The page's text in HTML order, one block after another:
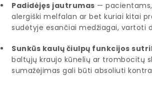
Padidėjęs jautrumas —
alergiški melfalan ar bet kuriai kitai
sudėtyje esančiai medžiagai, vartoti
Sunkūs kaulų čiulpų funkcijos
baltųjų kraujo kūnelių ar trombocitų
sumažėjimas gali būti absoliuti